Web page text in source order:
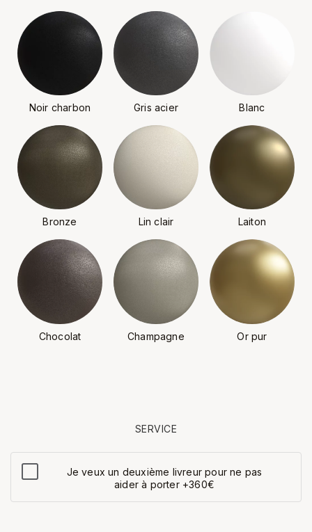
Noir charbon Gris acier Blanc
Bronze Lin clair Laiton
Chocolat Champagne Or pur
SERVICE
Je veux un deuxième livreur pour ne pas
aider à porter +360€